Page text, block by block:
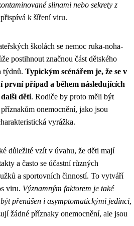
slinami nebo sekrety z
k šíření viru.
školách se nemoc ruka-noha-
postihnout značnou část dětského
týdnů. Typickým scénářem je, že se v
první případ a během následujících
děti. Rodiče by proto měli být
onemocnění, jako jsou
vyrážka.
důležité vzít v úvahu, že děti mají
a často se účastní různých
a sportovních činností. To vytváří
viru. Významným faktorem je také
přenášen i asymptomatickými jedinci,
žádné příznaky onemocnění, ale jsou